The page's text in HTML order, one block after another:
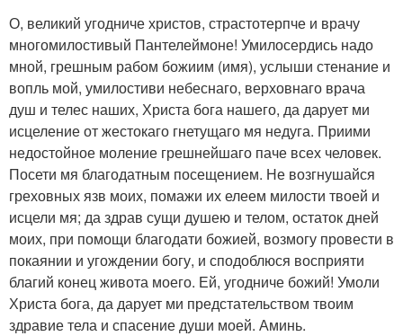
О, великий угодниче христов, страстотерпче и врачу
многомилостивый Пантелеймоне! Умилосердись надо
мной, грешным рабом божиим (имя), услыши стенание и
вопль мой, умилостиви небеснаго, верховнаго врача
душ и телес наших, Христа бога нашего, да дарует ми
исцеление от жестокаго гнетущаго мя недуга. Приими
недостойное моление грешнейшаго паче всех человек.
Посети мя благодатным посещением. Не возгнушайся
греховных язв моих, помажи их елеем милости твоей и
исцели мя; да здрав сущи душею и телом, остаток дней
моих, при помощи благодати божией, возмогу провести в
покаянии и угождении богу, и сподоблюся восприяти
благий конец живота моего. Ей, угодниче божий! Умоли
Христа бога, да дарует ми предстательством твоим
здравие тела и спасение души моей. Аминь.